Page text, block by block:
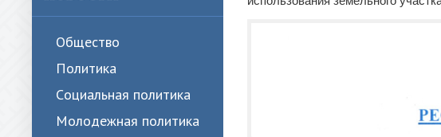
Общество
Политика
Cоциальная политика
Молодежная политика